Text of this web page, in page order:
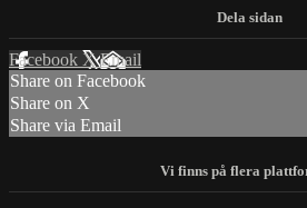
Facebook XEmail
Share on Facebook
Share on X
Share via Email